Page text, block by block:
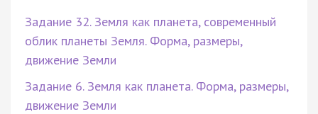
Задание 32. Земля как планета, современный
облик планеты Земля. Форма, размеры,
движение Земли
Задание 6. Земля как планета. Форма, размеры,
движение Земли